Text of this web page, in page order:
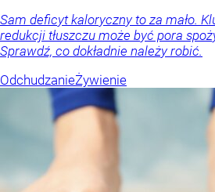
Sam deficyt kaloryczny to za mało.
redukcji tłuszczu może być pora
Sprawdź, co dokładnie należy robić.
OdchudzanieŻywienie